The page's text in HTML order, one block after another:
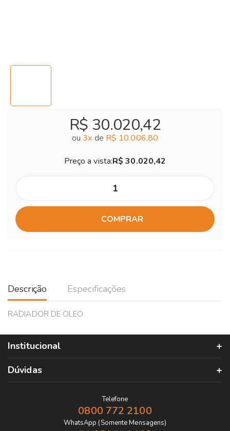
R$ 30.020,42
ou3x de R$ 10.006,80
Preço a vista:R$ 30.020,42
COMPRAR
Descrição Especificações
RADIADOR DE OLEO
Institucional
Dúvidas
Telefone
0800 772 2100
WhatsApp (Somente Mensagens)